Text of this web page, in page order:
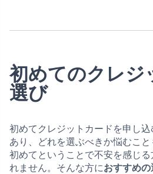
初めてのクレジ
選び
初めてクレジットカードを申し
あり、どれを選ぶべきか悩むこと
初めてということで不安を感じ
れません。そんな方におすすめ